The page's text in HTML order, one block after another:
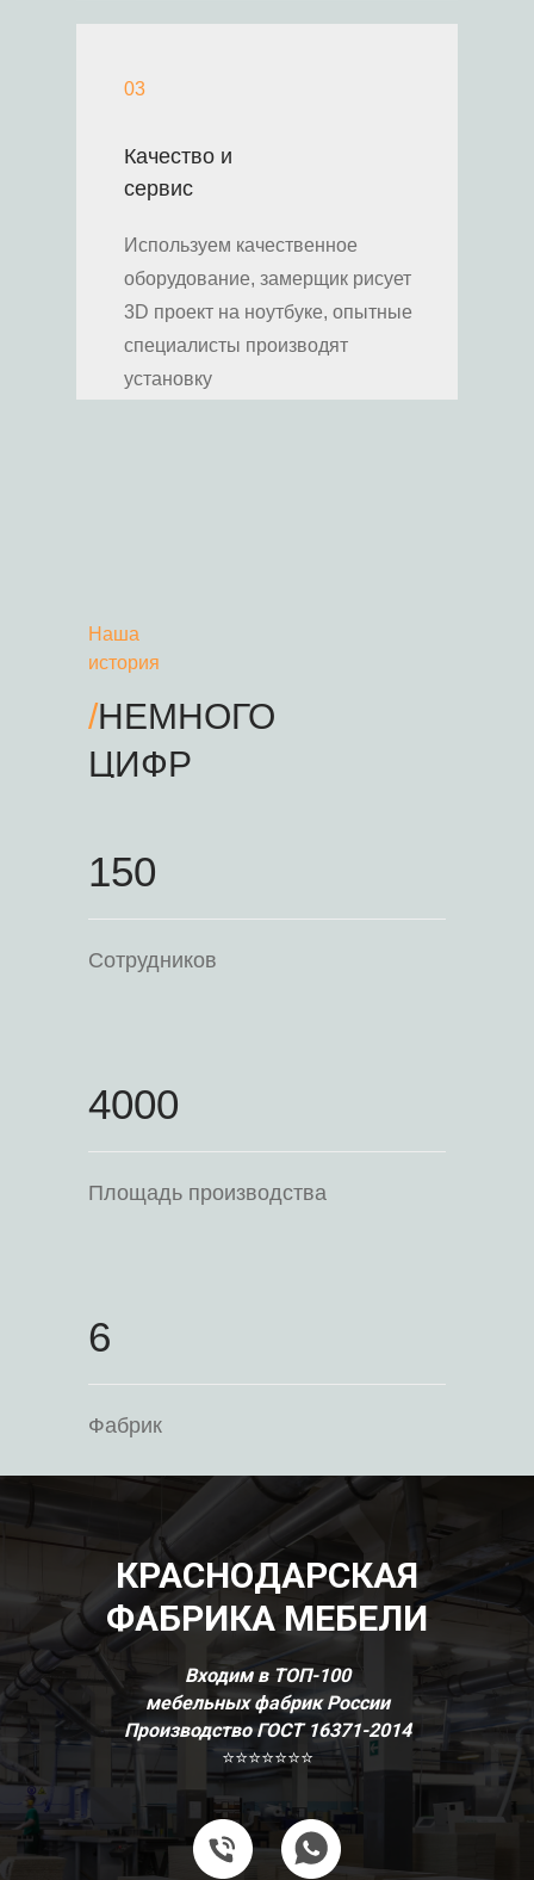
Качество и
сервис
Используем качественное
оборудование, замерщик рисует
3D проект на ноутбуке, опытные
специалисты производят
установку
03
/НЕМНОГО
ЦИФР
Наша
история
150
4000
6
Фабрик
Площадь производства
Сотрудников
КРАСНОДАРСКАЯ
ФАБРИКА МЕБЕЛИ
Входим в ТОП-100
мебельных фабрик России
Производство ГОСТ 16371-2014
⭐⭐⭐⭐⭐⭐⭐